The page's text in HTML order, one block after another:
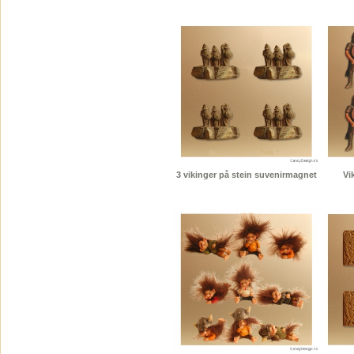
3 vikinger på stein suvenirmagnet